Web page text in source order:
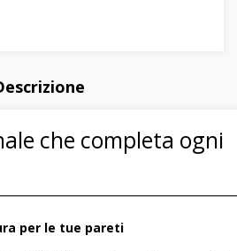
che completa ogni
per le tue pareti